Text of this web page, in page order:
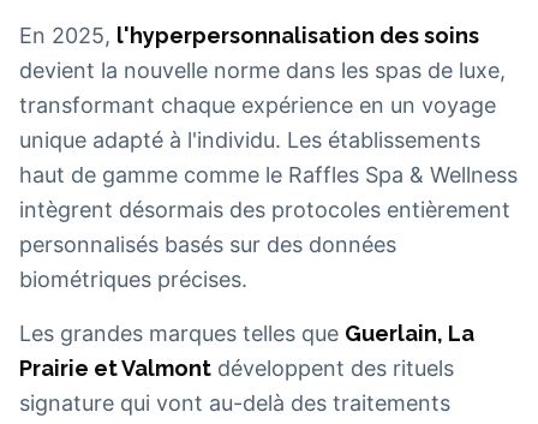
En 2025, l'hyperpersonnalisation des soins
devient la nouvelle norme dans les spas de luxe,
transformant chaque expérience en un voyage
unique adapté à l'individu. Les établissements
haut de gamme comme le Raffles Spa & Wellness
intègrent désormais des protocoles entièrement
personnalisés basés sur des données
biométriques précises.
Les grandes marques telles que Guerlain, La
Prairie et Valmont développent des rituels
signature qui vont au-delà des traitements